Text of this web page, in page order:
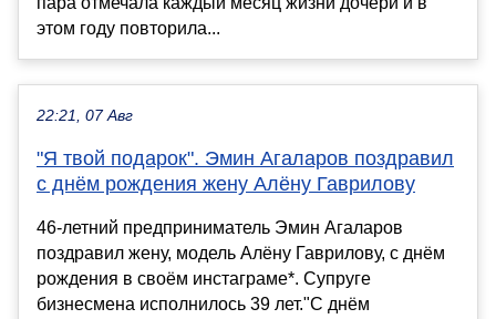
этом году повторила...
22:21, 07 Авг
"Я твой подарок". Эмин Агаларов поздравил
с днём рождения жену Алёну Гаврилову
46-летний предприниматель Эмин Агаларов
поздравил жену, модель Алёну Гаврилову, с днём
рождения в своём инстаграме*. Супруге
бизнесмена исполнилось 39 лет."С днём